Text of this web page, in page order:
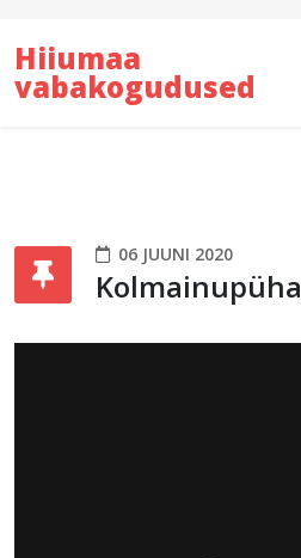
Hiiumaa
vabakogudused
06 JUUNI 2020
Kolmainupüha